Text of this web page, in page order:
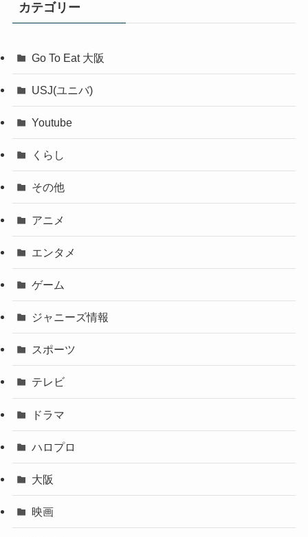
カテゴリー
Go To Eat 大阪
USJ(ユニバ)
Youtube
くらし
その他
アニメ
エンタメ
ゲーム
ジャニーズ情報
スポーツ
テレビ
ドラマ
ハロプロ
大阪
映画